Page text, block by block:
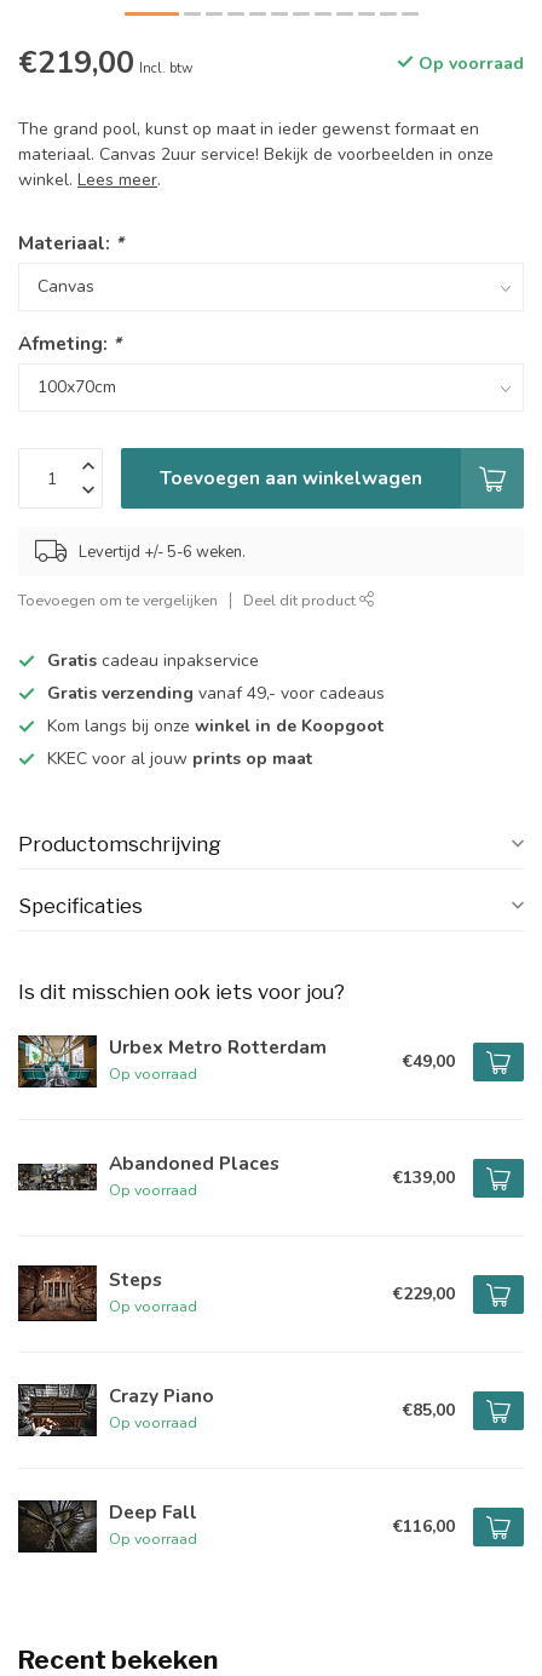
€219,00 Incl. btw Op voorraad
The grand pool, kunst op maat in ieder gewenst formaat en
materiaal. Canvas 2uur service! Bekijk de voorbeelden in onze
winkel. Lees meer.
Materiaal: *
Afmeting: *
Toevoegen aan winkelwagen
Levertijd +/- 5-6 weken.
Toevoegen om te vergelijken Deel dit product
Gratis cadeau inpakservice
Gratis verzending vanaf 49,- voor cadeaus
Kom langs bij onze winkel in de Koopgoot
KKEC voor al jouw prints op maat
Productomschrijving
Specificaties
Is dit misschien ook iets voor jou?
Urbex Metro Rotterdam
Op voorraad
€49,00
Abandoned Places
Op voorraad
€139,00
Steps
Op voorraad
€229,00
Crazy Piano
Op voorraad
€85,00
Deep Fall
Op voorraad
€116,00
Recent bekeken